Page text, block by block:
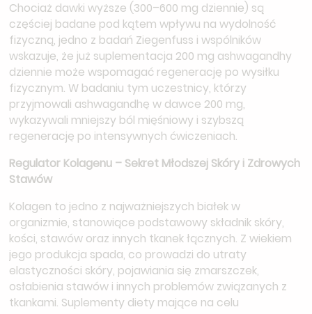
Chociaż dawki wyższe (300–600 mg dziennie) są
częściej badane pod kątem wpływu na wydolność
fizyczną, jedno z badań Ziegenfuss i wspólników
wskazuje, że już suplementacja 200 mg ashwagandhy
dziennie może wspomagać regenerację po wysiłku
fizycznym. W badaniu tym uczestnicy, którzy
przyjmowali ashwagandhę w dawce 200 mg,
wykazywali mniejszy ból mięśniowy i szybszą
regenerację po intensywnych ćwiczeniach.
Regulator Kolagenu – Sekret Młodszej Skóry i Zdrowych
Stawów
Kolagen to jedno z najważniejszych białek w
organizmie, stanowiące podstawowy składnik skóry,
kości, stawów oraz innych tkanek łącznych. Z wiekiem
jego produkcja spada, co prowadzi do utraty
elastyczności skóry, pojawiania się zmarszczek,
osłabienia stawów i innych problemów związanych z
tkankami. Suplementy diety mające na celu